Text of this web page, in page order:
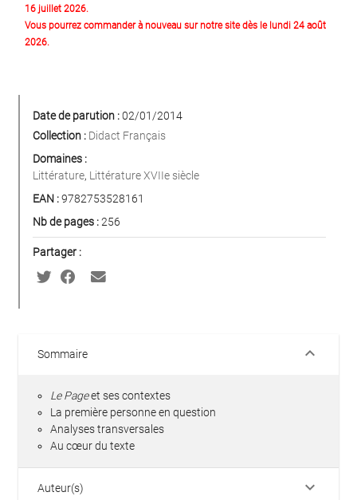
16 juillet 2026.
Vous pourrez commander à nouveau sur notre site dès le lundi 24 août
2026.
Date de parution :02/01/2014
Collection : Didact Français
Domaines :
Littérature, Littérature XVIIe siècle
EAN :9782753528161
Nb de pages :256
Partager :
Sommaire keyboard_arrow_down
Le Pageet ses contextes
La première personne en question
Analyses transversales
Au cœur du texte
Auteur(s) keyboard_arrow_down